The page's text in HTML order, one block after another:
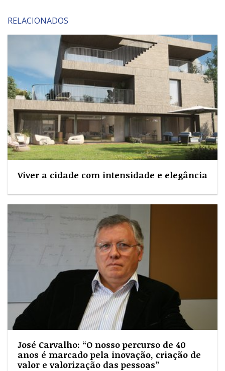
RELACIONADOS
Viver a cidade com intensidade e elegância
José Carvalho: “O nosso percurso de 40
anos é marcado pela inovação, criação de
valor e valorização das pessoas”